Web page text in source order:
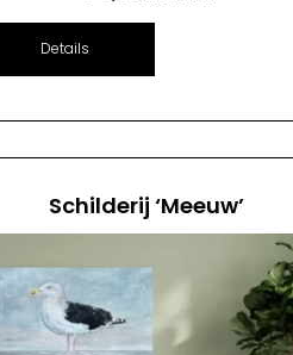
Details
Schilderij ‘Meeuw’